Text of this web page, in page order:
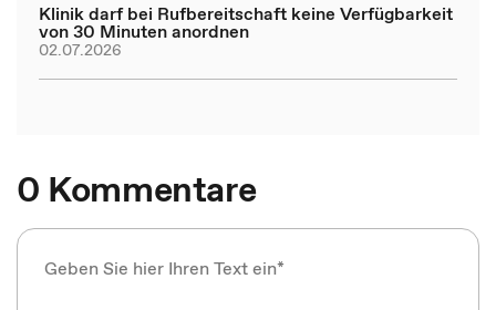
Klinik darf bei Rufbereitschaft keine Verfügbarkeit
von 30 Minuten anordnen
02.07.2026
0 Kommentare